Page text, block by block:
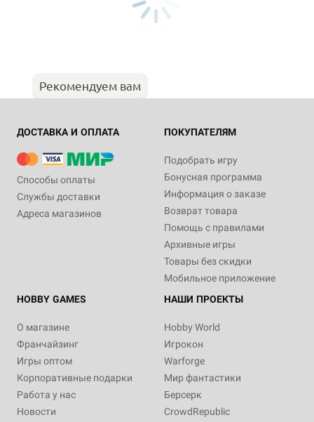
Рекомендуем вам
ДОСТАВКА И ОПЛАТА
Способы оплаты
Службы доставки
Адреса магазинов
ПОКУПАТЕЛЯМ
Подобрать игру
Бонусная программа
Информация о заказе
Возврат товара
Помощь с правилами
Архивные игры
Товары без скидки
Мобильное приложение
HOBBY GAMES
О магазине
Франчайзинг
Игры оптом
Корпоративные подарки
Работа у нас
Новости
НАШИ ПРОЕКТЫ
Hobby World
Игрокон
Warforge
Мир фантастики
Берсерк
CrowdRepublic